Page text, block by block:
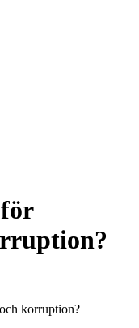
korruption?